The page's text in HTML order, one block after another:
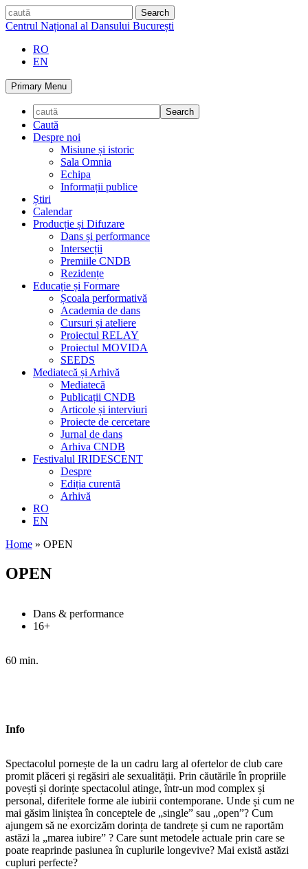
Skip
to
caută
Centrul Național al Dansului București
RO
EN
Primary Menu
Caută
Despre noi
Misiune și istoric
Sala Omnia
Echipa
Informații publice
Știri
Calendar
Producție și Difuzare
Dans și performance
Intersecții
Premiile CNDB
Rezidențe
Educație și Formare
Școala performativă
Academia de dans
Cursuri și ateliere
Proiectul RELAY
Proiectul MOVIDA
SEEDS
Mediatecă și Arhivă
Mediatecă
Publicații CNDB
Articole și interviuri
Proiecte de cercetare
Jurnal de dans
Arhiva CNDB
Festivalul IRIDESCENT
Despre
Ediția curentă
Arhivă
RO
EN
Home » OPEN
OPEN
Dans & performance
16+
60 min.
Info
Spectacolul pornește de la un cadru larg al ofertelor de club care
promit plăceri și regăsiri ale sexualității. Prin căutările în propriile
povești și dorințe spectacolul atinge, într-un mod complex și
personal, diferitele forme ale iubirii contemporane. Unde și cum ne
mai găsim liniștea în conceptele de „single” sau „open”? Cum
ajungem să ne exorcizăm dorința de tandrețe și cum ne raportăm
astăzi la „marea iubire” ? Care sunt metodele actuale prin care se
poate reaprinde pasiunea în cuplurile longevive? Mai există astăzi
cupluri perfecte?